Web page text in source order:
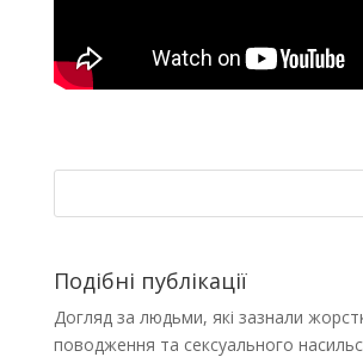
Подібні публікації
Догляд за людьми, які зазнали
поводження та сексуального